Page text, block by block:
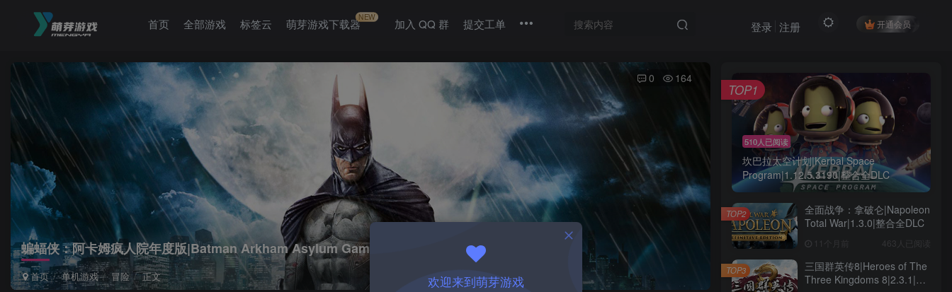
首页 全部游戏 标签云 萌芽游戏下载器NEW 加入 QQ 群 提交工单 开通会员
登录 注册
蝙蝠侠：阿卡姆疯人院年度版|Batman Arkham Asylum Game of The Year Edition|1.1
首页 单机游戏 冒险 正文
0 164
510人已阅读
坎巴拉太空计划|Kerbal Space
Program|1.12.5.3190|整合全DLC
TOP1
全面战争：拿破仑|Napoleon
Total War|1.3.0|整合全DLC
11个月前 463人已阅读
TOP2
三国群英传8|Heroes of The
Three Kingdoms 8|2.3.1|整
TOP3
欢迎来到萌芽游戏